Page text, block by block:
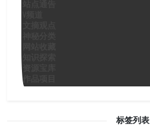
作品项目
标签列表